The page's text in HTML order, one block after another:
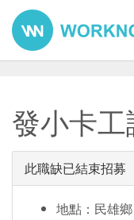
發小卡
此職缺已結束招募
地點：民雄鄉